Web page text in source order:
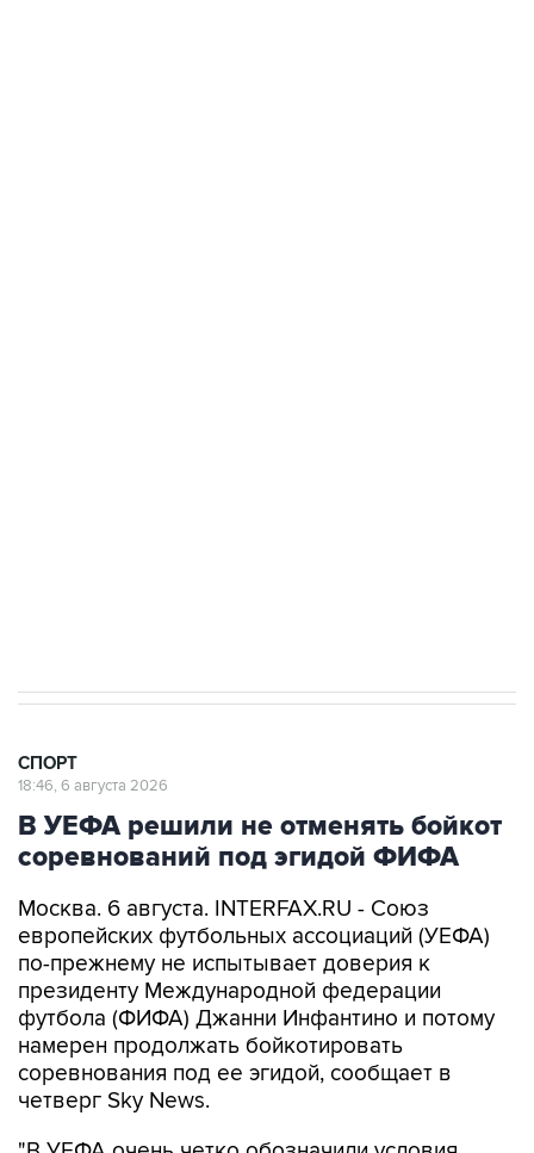
СПОРТ
18:46, 6 августа 2026
В УЕФА решили не отменять бойкот
соревнований под эгидой ФИФА
Москва. 6 августа. INTERFAX.RU - Союз
европейских футбольных ассоциаций (УЕФА)
по-прежнему не испытывает доверия к
президенту Международной федерации
футбола (ФИФА) Джанни Инфантино и потому
намерен продолжать бойкотировать
соревнования под ее эгидой, сообщает в
четверг Sky News.